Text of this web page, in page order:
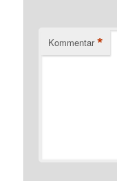
Kommentar *